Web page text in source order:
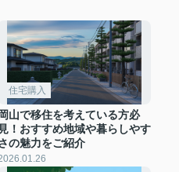
住宅購入
岡山で移住を考えている方必
見！おすすめ地域や暮らしやす
の魅力をご紹介